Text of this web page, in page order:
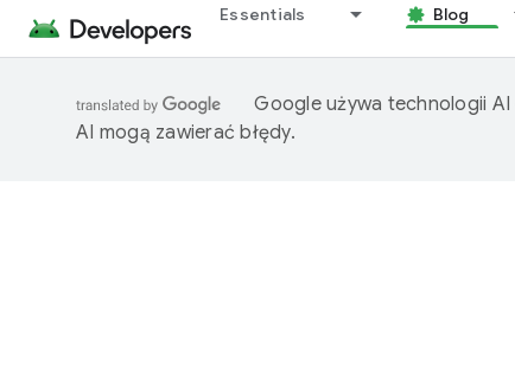
Essentials Blog
Google używa technologii AI
AI mogą zawierać błędy.